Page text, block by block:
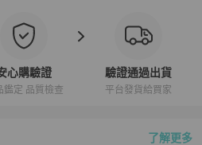
心購驗證
鑑定 品質檢查
驗證通過出貨
平台發貨給買家
了解更多